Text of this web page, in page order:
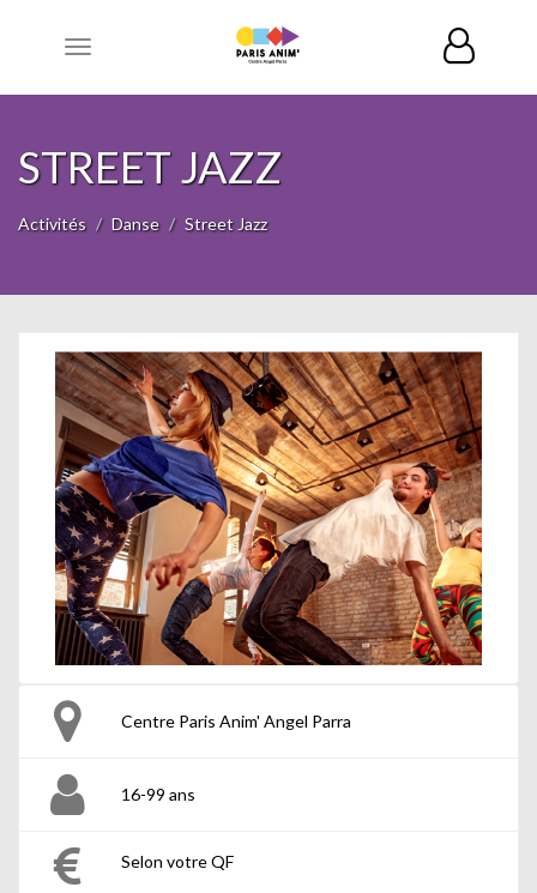
Toggle
STREET JAZZ
Activités Danse Street Jazz
Centre Paris Anim' Angel Parra
16-99 ans
Selon votre QF